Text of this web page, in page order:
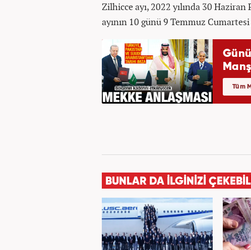
Zilhicce ayı, 2022 yılında 30
ayının 10 günü 9 Temmuz
BUNLAR DA İLGİNİZİ